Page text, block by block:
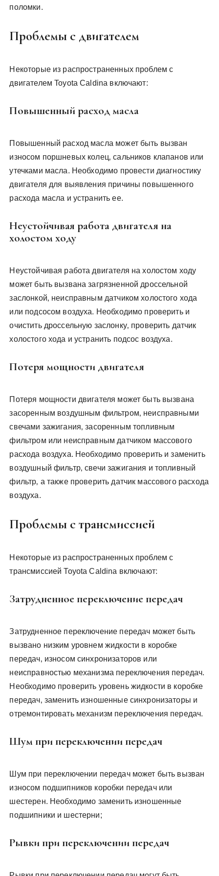
поломки.
Проблемы с двигателем
Некоторые из распространенных проблем с
двигателем Toyota Caldina включают:
Повышенный расход масла
Повышенный расход масла может быть вызван
износом поршневых колец‚ сальников клапанов или
утечками масла. Необходимо провести диагностику
двигателя для выявления причины повышенного
расхода масла и устранить ее.
Неустойчивая работа двигателя на
холостом ходу
Неустойчивая работа двигателя на холостом ходу
может быть вызвана загрязненной дроссельной
заслонкой‚ неисправным датчиком холостого хода
или подсосом воздуха. Необходимо проверить и
очистить дроссельную заслонку‚ проверить датчик
холостого хода и устранить подсос воздуха.
Потеря мощности двигателя
Потеря мощности двигателя может быть вызвана
засоренным воздушным фильтром‚ неисправными
свечами зажигания‚ засоренным топливным
фильтром или неисправным датчиком массового
расхода воздуха. Необходимо проверить и заменить
воздушный фильтр‚ свечи зажигания и топливный
фильтр‚ а также проверить датчик массового расхода
воздуха.
Проблемы с трансмиссией
Некоторые из распространенных проблем с
трансмиссией Toyota Caldina включают:
Затрудненное переключение передач
Затрудненное переключение передач может быть
вызвано низким уровнем жидкости в коробке
передач‚ износом синхронизаторов или
неисправностью механизма переключения передач.
Необходимо проверить уровень жидкости в коробке
передач‚ заменить изношенные синхронизаторы и
отремонтировать механизм переключения передач.
Шум при переключении передач
Шум при переключении передач может быть вызван
износом подшипников коробки передач или
шестерен. Необходимо заменить изношенные
подшипники и шестерни;
Рывки при переключении передач